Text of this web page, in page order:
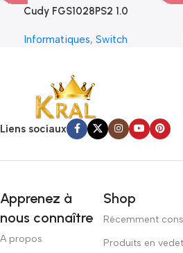
Cudy FGS1028PS2 1.0
Informatiques, Switch
Liens sociaux
Apprenez à
nous connaître
A propos
Shop
Récemment
Produits en